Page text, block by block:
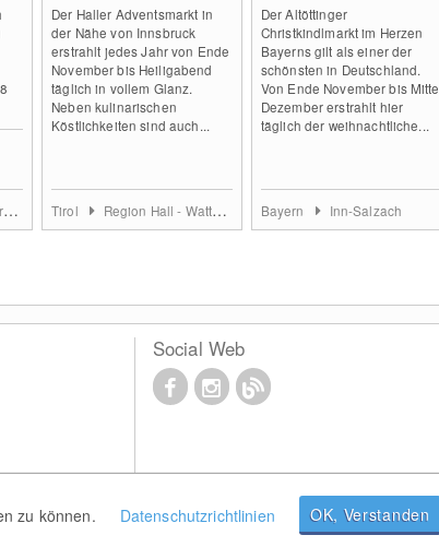
Der Haller Adventsmarkt in
der Nähe von Innsbruck
erstrahlt jedes Jahr von Ende
November bis Heiligabend
täglich in vollem Glanz.
Neben kulinarischen
Köstlichkeiten sind auch...
Tirol Region Hall - Wattens
Der Altöttinger
Christkindlmarkt im Herzen
Bayerns gilt als einer der
schönsten in Deutschland.
Von Ende November bis Mitte
Dezember erstrahlt hier
täglich der weihnachtliche...
Bayern Inn-Salzach
zu können. Datenschutzrichtlinien OK, Verstanden
Social Web